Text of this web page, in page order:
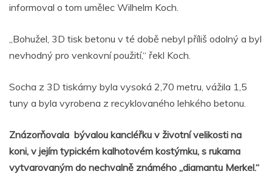
informoval o tom umělec Wilhelm Koch.
„Bohužel, 3D tisk betonu v té době nebyl příliš odolný a byl
nevhodný pro venkovní použití,“ řekl Koch.
Socha z 3D tiskárny byla vysoká 2,70 metru, vážila 1,5
tuny a byla vyrobena z recyklovaného lehkého betonu.
Znázorňovala bývalou kancléřku v životní velikosti na
koni, v jejím typickém kalhotovém kostýmku, s rukama
vytvarovaným do nechvalně známého „diamantu Merkel.“